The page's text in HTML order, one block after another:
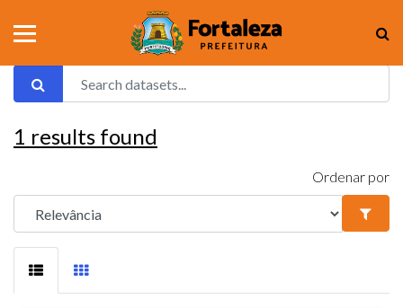
1 results found
Ordenar por